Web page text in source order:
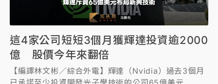
這4家公司短短3個月獲輝達投資逾2000
億 股價今年來翻倍
【編譯林文彬／綜合外電】輝達（Nvidia）過去3個月